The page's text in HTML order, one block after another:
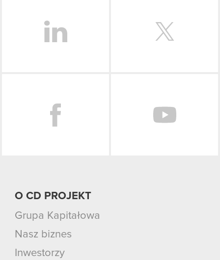
używanie plików cookie.
O CD PROJEKT
Grupa Kapitałowa
Nasz biznes
Inwestorzy